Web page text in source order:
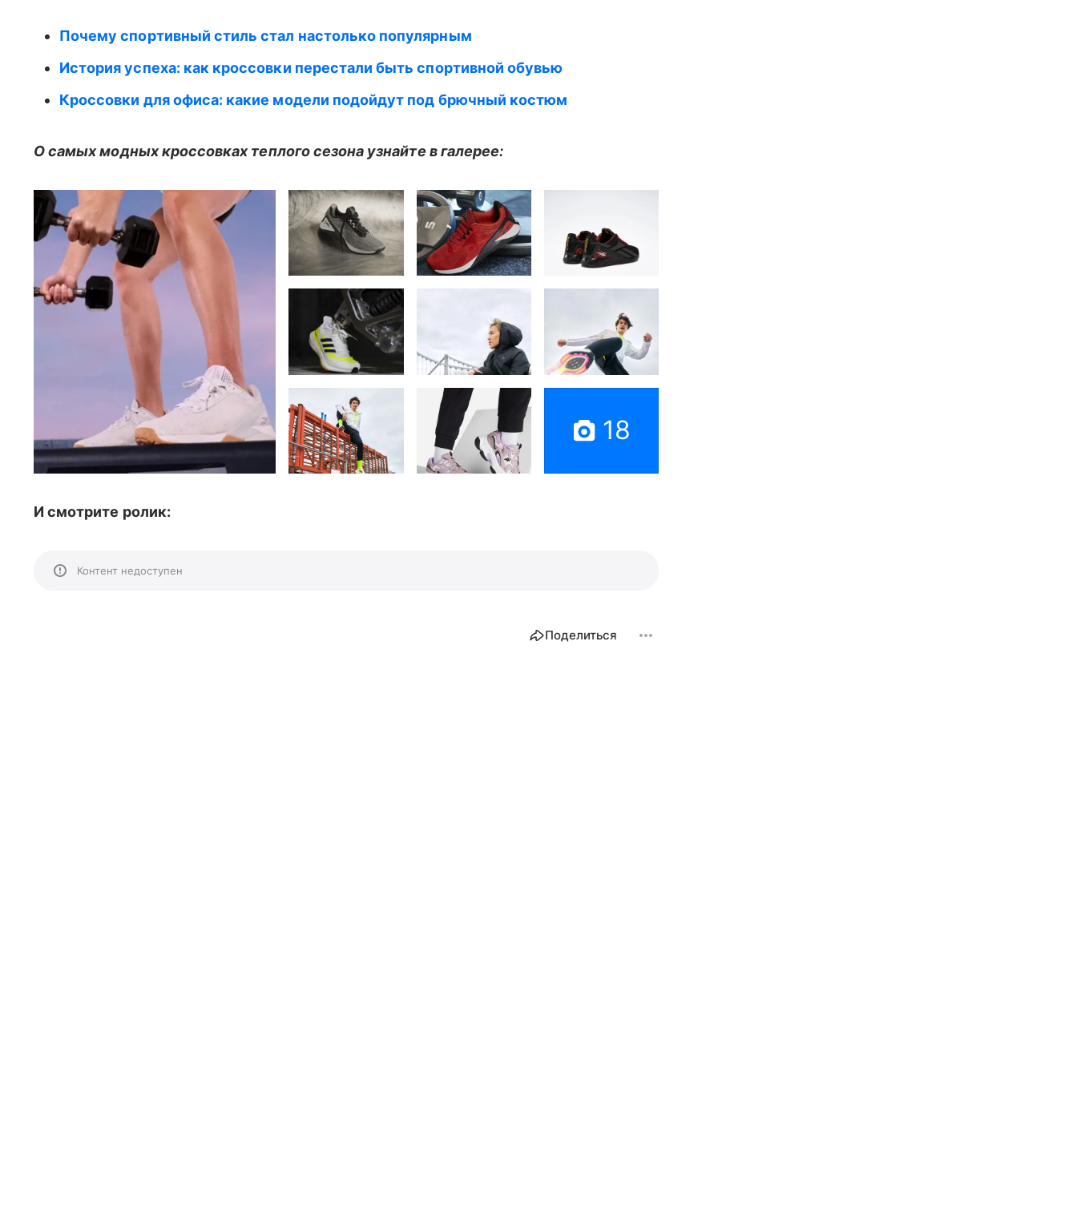
Почему спортивный стиль стал настолько популярным
История успеха: как кроссовки перестали быть спортивной обувью
Кроссовки для офиса: какие модели подойдут под брючный костюм
О самых модных кроссовках теплого сезона узнайте в галерее:
18
И смотрите ролик:
Контент недоступен
Поделиться